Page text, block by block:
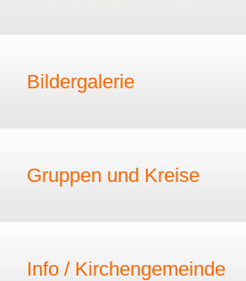
Bildergalerie
Gruppen und Kreise
Info / Kirchengemeinde